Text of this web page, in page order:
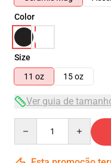
Color
Size
11 oz
15 oz
Ver guia de